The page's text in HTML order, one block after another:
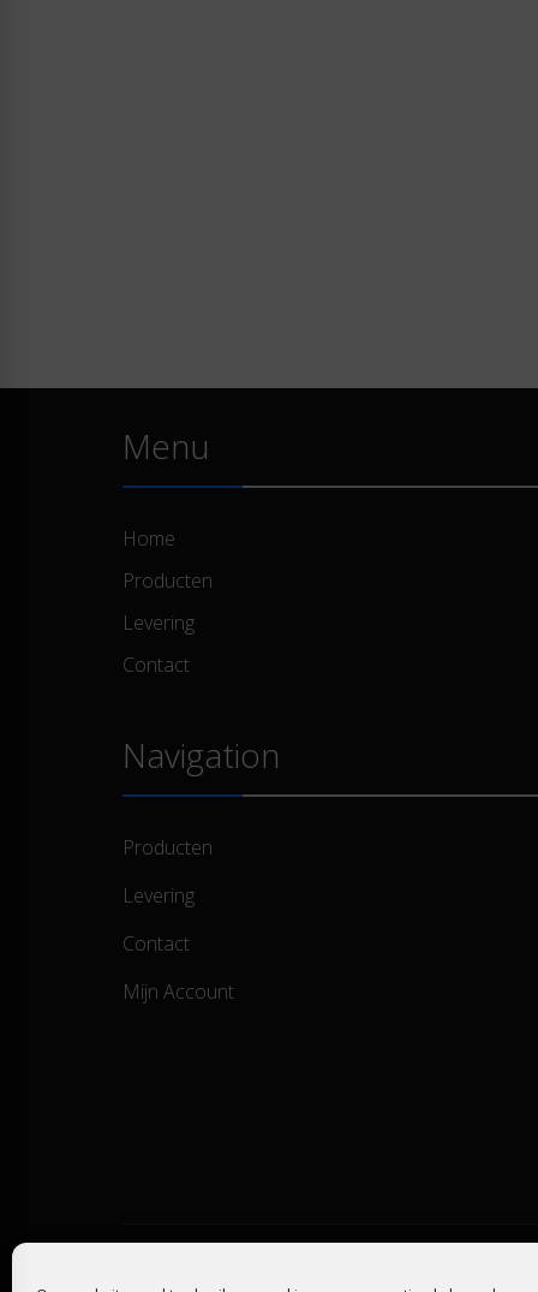
Menu
Home
Producten
Levering
Contact
Navigation
Producten
Levering
Contact
Mijn Account